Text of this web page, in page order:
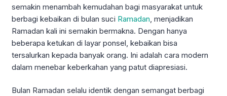
semakin menambah kemudahan bagi masyarakat untuk
berbagi kebaikan di bulan suci Ramadan , menjadikan
Ramadan kali ini semakin bermakna. Dengan hanya
beberapa ketukan di layar ponsel, kebaikan bisa
tersalurkan kepada banyak orang. Ini adalah cara modern
dalam menebar keberkahan yang patut diapresiasi.
Bulan Ramadan selalu identik dengan semangat berbagi